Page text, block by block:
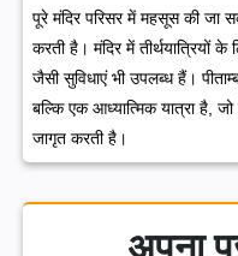
पूरे मंदिर परिसर में महसूस की जा
करती है। मंदिर में तीर्थयात्रियों
जैसी सुविधाएं भी उपलब्ध हैं।
बल्कि एक आध्यात्मिक यात्रा है,
जागृत करती है।
अपना